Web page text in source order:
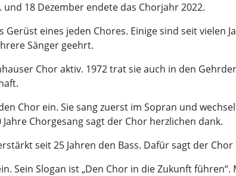
18 Dezember endete das Chorjahr 2022.
eines jeden Chores. Einige sind seit vielen
Sänger geehrt.
Chor aktiv. 1972 trat sie auch in den
Chor ein. Sie sang zuerst im Sopran und
Chorgesang sagt der Chor herzlichen dank.
seit 25 Jahren den Bass. Dafür sagt der
Sein Slogan ist „Den Chor in die Zukunft